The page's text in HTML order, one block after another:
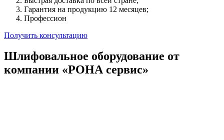
Гарантия на продукцию 12 месяцев;
Профессион
Получить консультацию
Шлифовальное оборудование от
компании «РОНА сервис»